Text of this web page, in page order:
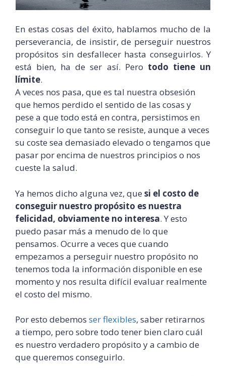
En estas cosas del éxito, hablamos mucho de la
perseverancia, de insistir, de perseguir nuestros
propósitos sin desfallecer hastaconseguirlos. Y
está bien, ha de ser así. Pero todo tiene un
límite.
A veces nos pasa, que es tal nuestra obsesión
que hemos perdido el sentido de las cosas y
pese a que todo está en contra, persistimos en
conseguir lo que tanto se resiste, aunque a veces
su coste sea demasiado elevado o tengamos que
pasar por encima de nuestros principios o nos
cueste la salud.
Ya hemos dicho alguna vez, que si el costo de
conseguir nuestro propósito es nuestra
felicidad, obviamente no interesa. Y esto
puedo pasar más a menudo de lo que
pensamos. Ocurre a veces que cuando
empezamos a perseguir nuestro propósito no
tenemos toda la información disponible en ese
momento y nos resulta difícil evaluar realmente
el costo del mismo.
Por esto debemos ser flexibles, saber retirarnos
a tiempo, pero sobre todo tener bien claro cuál
es nuestro verdadero propósito y a cambio de
que queremos conseguirlo.